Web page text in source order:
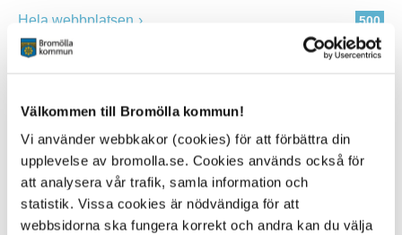
Välkommen till Bromölla kommun!
Vi använder webbkakor (cookies) för att förbättra din
upplevelse av bromolla.se. Cookies används också för
att analysera vår trafik, samla information och
statistik. Vissa cookies är nödvändiga för att
webbsidorna ska fungera korrekt och andra kan du välja
500
Hela webbplatsen
Alla platser